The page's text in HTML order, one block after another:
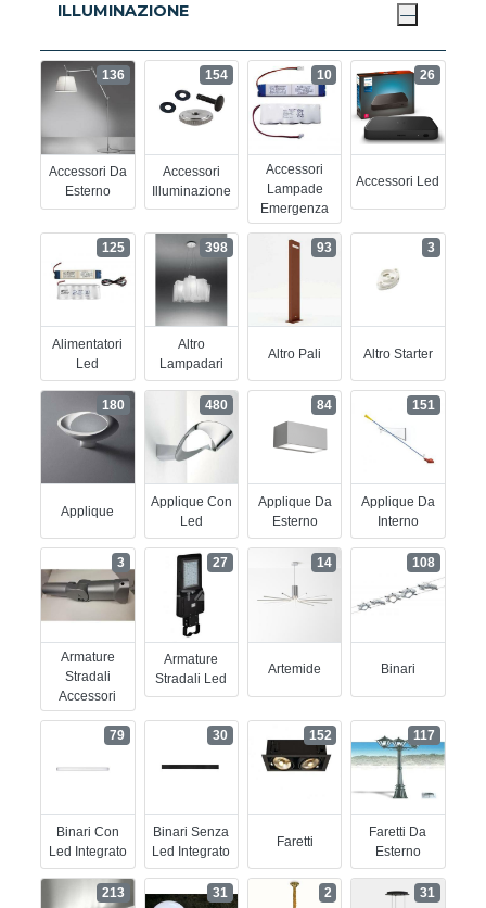
ILLUMINAZIONE
Accessori Da
Esterno
136
Accessori
Illuminazione
154
Accessori
Lampade
Emergenza
10
Accessori Led
26
Alimentatori
Led
125
Altro
Lampadari
398
Altro Pali
93
Altro Starter
3
Applique
180
Applique Con
Led
480
Applique Da
Esterno
84
Applique Da
Interno
151
Armature
Stradali
Accessori
3
Armature
Stradali Led
27
Artemide
14
Binari
108
Binari Con
Led Integrato
79
Binari Senza
Led Integrato
30
Faretti
152
Faretti Da
Esterno
117
213 31 2 31